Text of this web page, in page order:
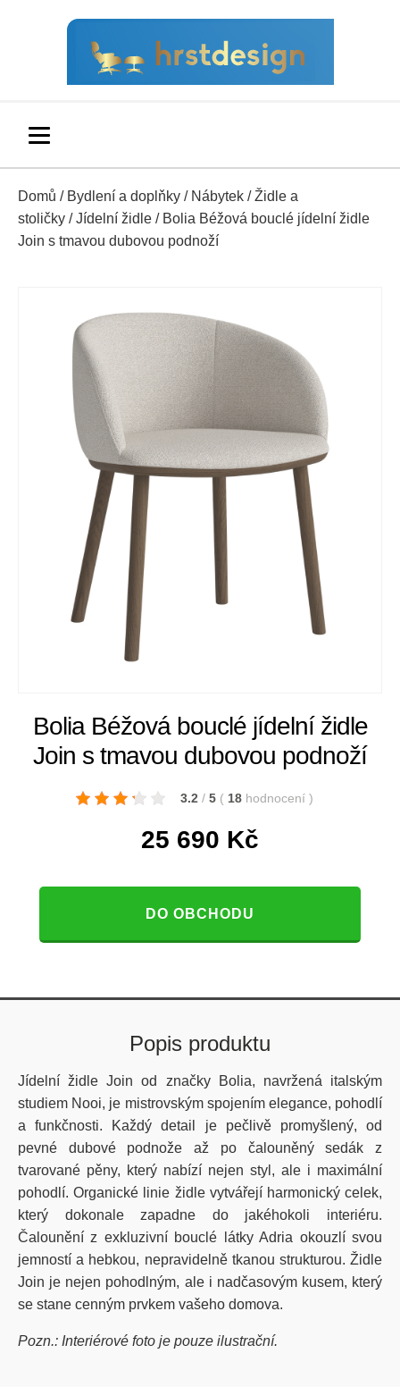
Domů / Bydlení a doplňky / Nábytek /Židle a
stoličky /Jídelní židle / Bolia Béžová bouclé jídelní židle
Join s tmavou dubovou podnoží
Bolia Béžová bouclé jídelní židle
Join s tmavou dubovou podnoží
3.2 / 5 ( 18 hodnocení )
25 690 Kč
DO OBCHODU
Popis produktu
Jídelní židle Join od značky Bolia, navržená italským
studiem Nooi, je mistrovským spojením elegance, pohodlí
a funkčnosti. Každý detail je pečlivě promyšlený, od
pevné dubové podnože až po čalouněný sedák z
tvarované pěny, který nabízí nejen styl, ale i maximální
pohodlí. Organické linie židle vytvářejí harmonický celek,
který dokonale zapadne do jakéhokoli interiéru.
Čalounění z exkluzivní bouclé látky Adria okouzlí svou
jemností a hebkou, nepravidelně tkanou strukturou. Židle
Join je nejen pohodlným, ale i nadčasovým kusem, který
se stane cenným prvkem vašeho domova.
Pozn.: Interiérové foto je pouze ilustrační.